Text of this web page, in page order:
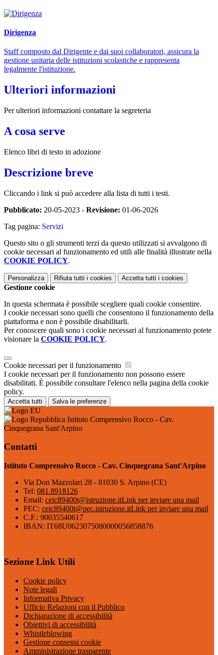
Dirigenza
Staff composto dal Dirigente e dai suoi collaboratori, assicura la
gestione unitaria delle istituzioni scolastiche e rappresenta
legalmente l'istituzione.
Ulteriori informazioni
Per ulteriori informazioni contattare la segreteria
A cosa serve
Elenco libri di testo in adozione
Descrizione breve
Cliccando i link si può accedere alla lista di tutti i testi.
Pubblicato: 20-05-2023 - Revisione: 01-06-2026
Tag pagina: Servizi
Questo sito o gli strumenti terzi da questo utilizzati si avvalgono di
cookie necessari al funzionamento ed utili alle finalità illustrate nella
COOKIE POLICY.
Personalizza Rifiuta tutti i cookies Accetta tutti i cookies
Gestione cookie
In questa schermata è possibile scegliere quali cookie consentire.
I cookie necessari sono quelli che consentono il funzionamento della
piattaforma e non è possibile disabilitarli.
Per conoscere quali sono i cookie necessari al funzionamento potete
visionare la COOKIE POLICY.
Cookie necessari per il funzionamento
I cookie necessari per il funzionamento non possono essere
disabilitati. È possibile consultare l'elenco nella pagina della cookie
policy.
Accetta tutti Salva le preferenze
Istituto Comprensivo Rocco - Cav.
Cinquegrana Sant'Arpino
Contatti
Istituto Comprensivo Rocco - Cav. Cinquegrana Sant'Arpino
Via Don Mazzolari 28 - 81030 S. Arpino (CE)
Tel: 081.8918126
Email: ceic89400t@istruzione.itLink per inviare una mail
PEC: ceic89400t@pec.istruzione.itLink per inviare una mail
C.F.: 90035540617
IBAN: IT68U0623075080000056858876
Sezione Link Utili
Cookie policy
Note legali
Informativa Privacy
Ufficio Relazioni con il Pubblico
Dichiarazione di accessibilità
Obiettivi di accessibilità
Whistleblowing
Gestione consensi cookie
Amministrazione trasparente